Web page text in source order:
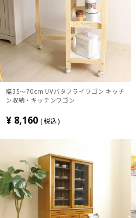
幅35～70cm UVバタフライワゴン キッチ
ン収納・キッチンワゴン
¥ 8,160 税込